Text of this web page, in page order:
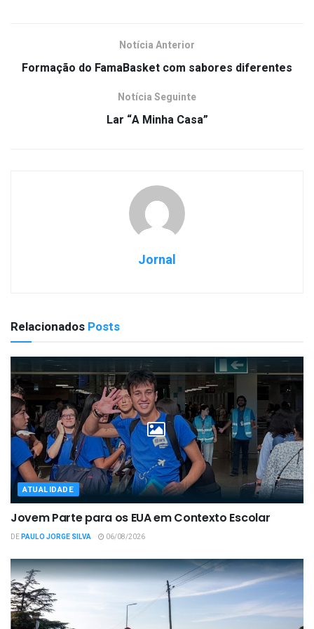
Notícia Anterior
Formação do FamaBasket com sabores diferentes
Notícia Seguinte
Lar “A Minha Casa”
Jornal
Relacionados Posts
ATUALIDADE
Jovem Parte para os EUA em Contexto Escolar
DEPAULO JORGE SILVA 06/08/2026